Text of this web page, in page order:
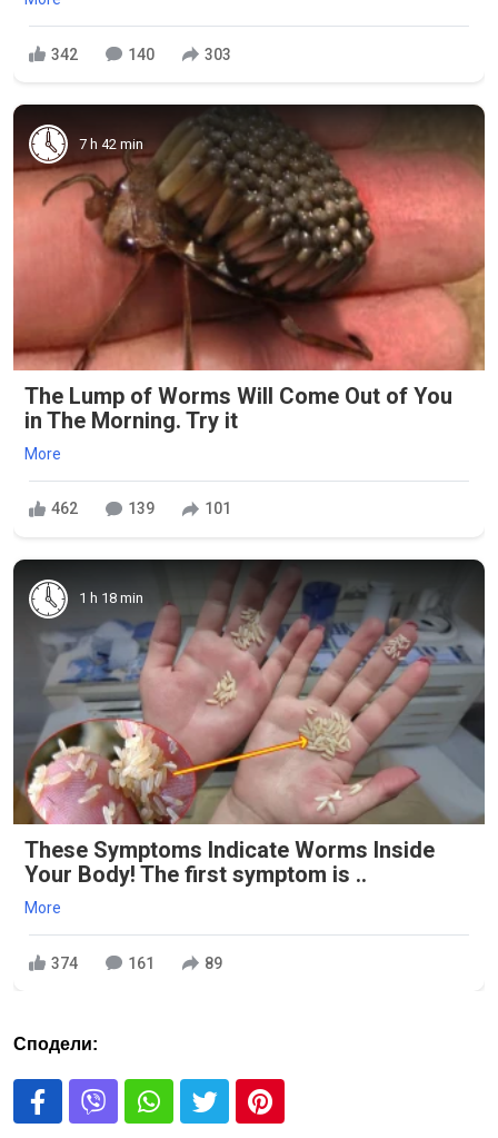
342 140 303
7 h 42 min
The Lump of Worms Will Come Out of You
in The Morning. Try it
More
462 139 101
1 h 18 min
These Symptoms Indicate Worms Inside
Your Body! The first symptom is ..
More
374 161 89
Сподели: